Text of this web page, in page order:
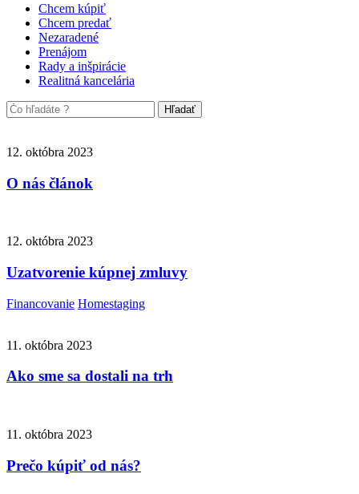
Chcem kúpiť
Chcem predať
Nezaradené
Prenájom
Rady a inšpirácie
Realitná kancelária
12. októbra 2023
O nás článok
12. októbra 2023
Uzatvorenie kúpnej zmluvy
Financovanie Homestaging
11. októbra 2023
Ako sme sa dostali na trh
11. októbra 2023
Prečo kúpiť od nás?